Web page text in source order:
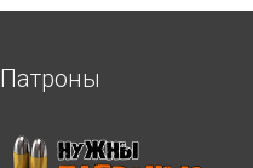
Патроны